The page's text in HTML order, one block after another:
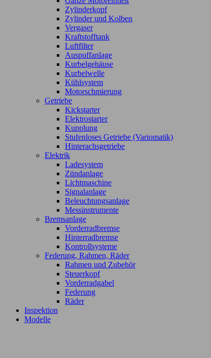
Zylinderkopf
Zylinder und Kolben
Vergaser
Kraftstofftank
Luftfilter
Auspuffanlage
Kurbelgehäuse
Kurbelwelle
Kühlsystem
Motorschmierung
Getriebe
Kickstarter
Elektrostarter
Kupplung
Stufenloses Getriebe (Variomatik)
Hinterachsgetriebe
Elektrik
Ladesystem
Zündanlage
Lichtmaschine
Signalanlage
Beleuchtungsanlage
Messinstrumente
Bremsanlage
Vorderradbremse
Hinterradbremse
Kontrollsysteme
Federung, Rahmen, Räder
Rahmen und Zubehör
Steuerkopf
Vorderradgabel
Federung
Räder
Inspektion
Modelle